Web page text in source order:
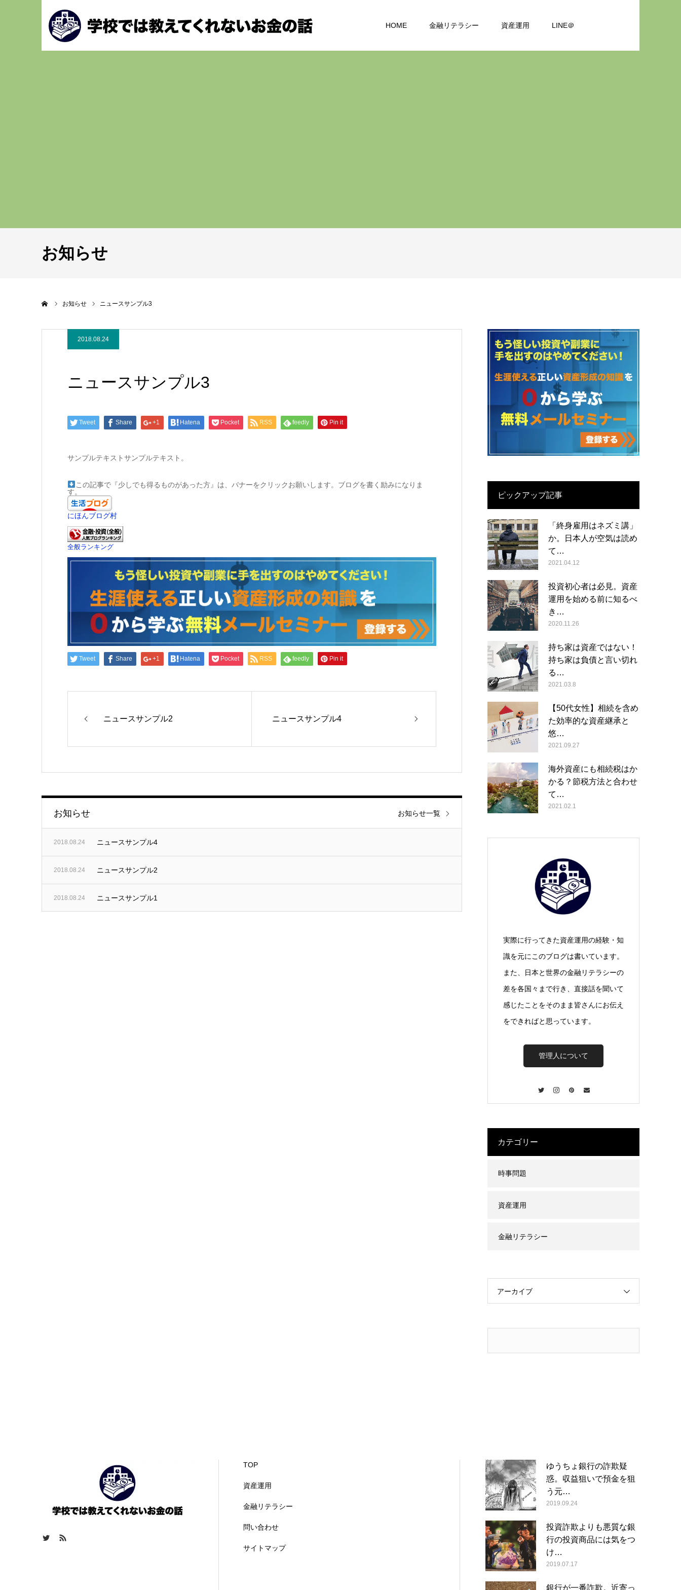
HOME 金融リテラシー 資産運用 LINE＠
お知らせ
お知らせ ニュースサンプル3
2018.08.24
ニュースサンプル3
Tweet Share +1 Hatena Pocket RSS feedly Pin it
サンプルテキストサンプルテキスト。
この記事で『少しでも得るものがあった方』は、バナーをクリックお願いします。ブログを書く励みになりま
す。
にほんブログ村
全般ランキング
Tweet Share +1 Hatena Pocket RSS feedly Pin it
ニュースサンプル2 ニュースサンプル4
お知らせ
2018.08.24 ニュースサンプル4
2018.08.24 ニュースサンプル2
2018.08.24 ニュースサンプル1
お知らせ一覧
ピックアップ記事
「終身雇用はネズミ講」
か。日本人が空気は読め
て…
2021.04.12
投資初心者は必見。資産
運用を始める前に知るべ
き…
2020.11.26
持ち家は資産ではない！
持ち家は負債と言い切れ
る…
2021.03.8
【50代女性】相続を含め
た効率的な資産継承と
悠…
2021.09.27
海外資産にも相続税はか
かる？節税方法と合わせ
て…
2021.02.1
実際に行ってきた資産運用の経験・知
識を元にこのブログは書いています。
また、日本と世界の金融リテラシーの
差を各国々まで行き、直接話を聞いて
感じたことをそのまま皆さんにお伝え
をできればと思っています。
管理人について
カテゴリー
時事問題
資産運用
金融リテラシー
アーカイブ
TOP
資産運用
金融リテラシー
問い合わせ
サイトマップ
ゆうちょ銀行の詐欺疑
惑。収益狙いで預金を狙
う元…
2019.09.24
投資詐欺よりも悪質な銀
行の投資商品には気をつ
け…
2019.07.17
銀行が一番詐欺。近寄っ